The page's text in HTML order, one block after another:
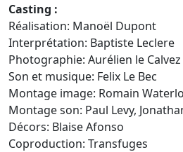
Casting :
Réalisation: Manoël Dupont
Interprétation: Baptiste Leclere
Photographie: Aurélien le Calvez
Son et musique: Felix Le Bec
Montage image: Romain
Montage son: Paul Levy,
Décors: Blaise Afonso
Coproduction: Transfuges